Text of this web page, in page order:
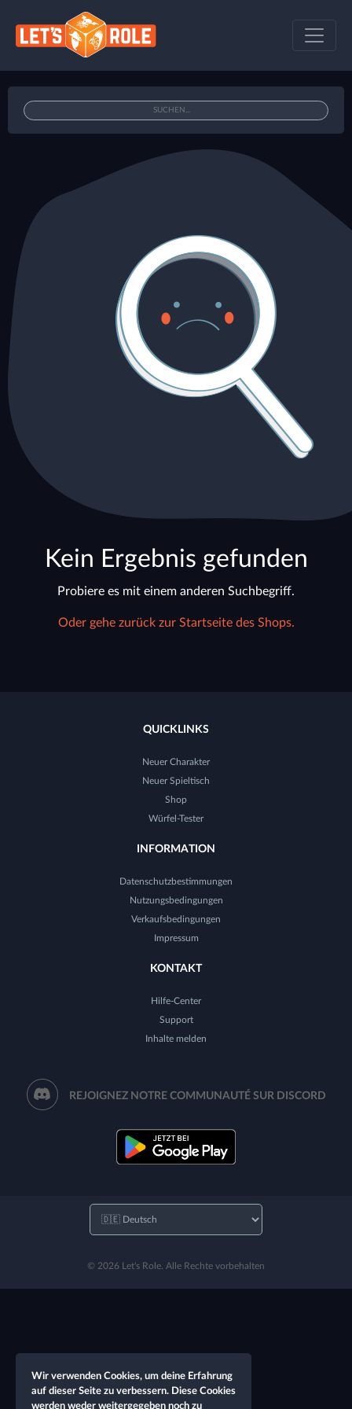
Kein Ergebnis gefunden
Probiere es mit einem anderen Suchbegriff.
Oder gehe zurück zur Startseite des Shops.
QUICKLINKS
Neuer Charakter
Neuer Spieltisch
Shop
Würfel-Tester
INFORMATION
Datenschutzbestimmungen
Nutzungsbedingungen
Verkaufsbedingungen
Impressum
KONTAKT
Hilfe-Center
Support
Inhalte melden
REJOIGNEZ NOTRE COMMUNAUTÉ SUR DISCORD
© 2026 Let's Role. Alle Rechte vorbehalten
Wir verwenden Cookies, um deine Erfahrung
auf dieser Seite zu verbessern. Diese Cookies
werden weder weitergegeben noch zu